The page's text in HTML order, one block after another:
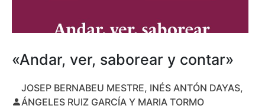
«Andar, ver, saborear y contar»
JOSEP BERNABEU MESTRE, INÉS ANTÓN DAYAS,
ÁNGELES RUIZ GARCÍA Y MARIA TORMO